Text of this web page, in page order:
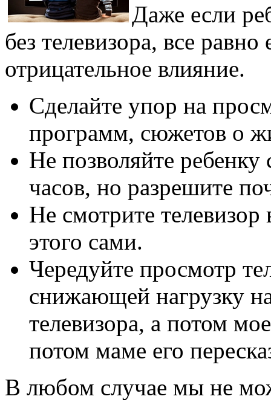
Даже если
без телевизора, все
отрицательное влияние.
Сделайте упор на
программ, сюжетов о
Не позволяйте ребенку
часов, но разрешите
Не смотрите
этого сами.
Чередуйте просмотр
снижающей нагрузку
телевизора, а потом
потом маме его
В любом случае мы не